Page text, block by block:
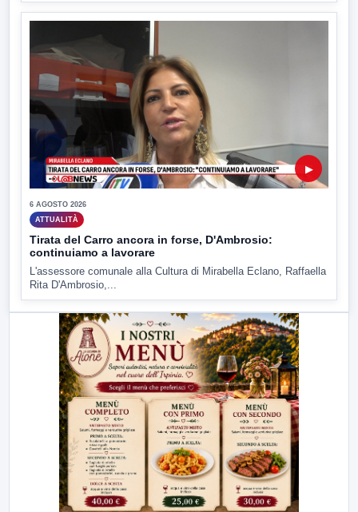
▶
6 AGOSTO 2026
ATTUALITÀ
Tirata del Carro ancora in forse, D'Ambrosio:
continuiamo a lavorare
L'assessore comunale alla Cultura di Mirabella Eclano, Raffaella
Rita D'Ambrosio,...